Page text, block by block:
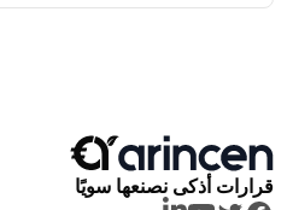
قرارات أذكى نصنعها سويًا